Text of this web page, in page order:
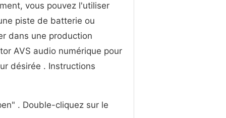
vous pouvez l'utiliser
piste de batterie ou
dans une production
AVS audio numérique pour
désirée . Instructions
. Double-cliquez sur le